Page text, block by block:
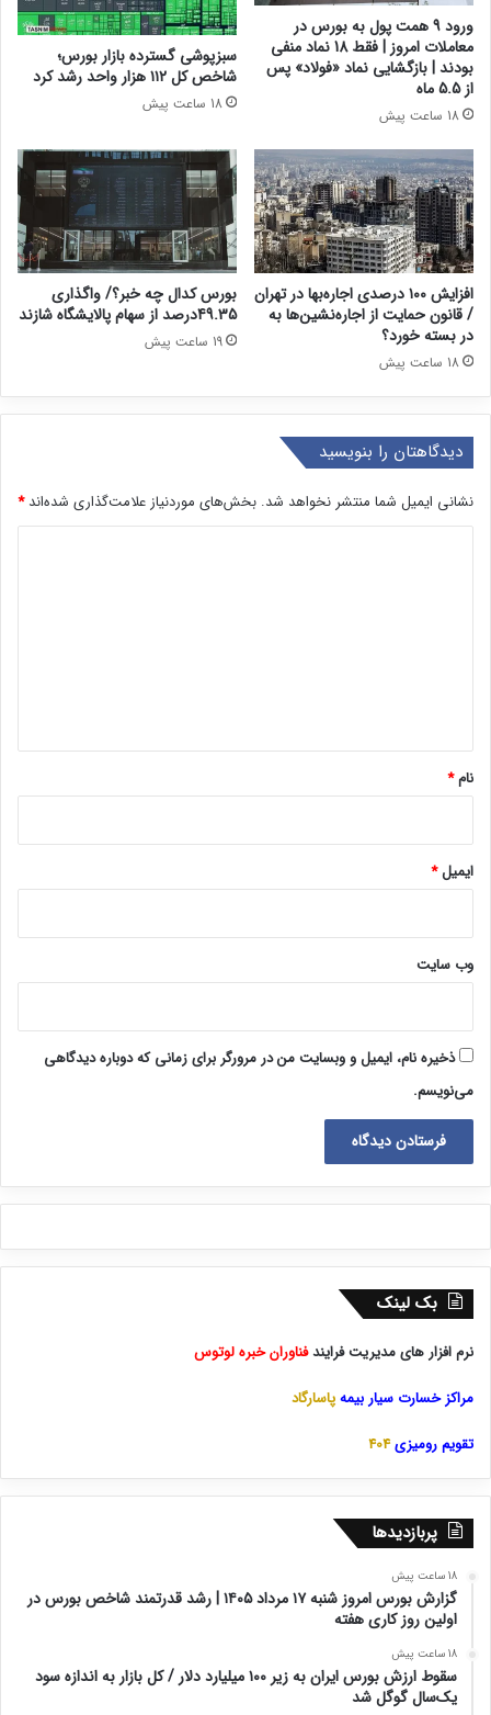
ورود 9 همت پول به بورس در
معاملات امروز | فقط 18 نماد منفی
بودند | بازگشایی نماد «فولاد» پس
از 5.5 ماه
18 ساعت پیش
سبزپوشی گسترده بازار بورس؛
شاخص کل ۱۱۲ هزار واحد رشد کرد
18 ساعت پیش
افزایش ۱۰۰ درصدی اجاره‌بها در تهران
/ قانون حمایت از اجاره‌نشین‌ها به
در بسته خورد؟
18 ساعت پیش
بورس کدال چه خبر؟/ واگذاری
49.35درصد از سهام پالایشگاه شازند
19 ساعت پیش
دیدگاهتان را بنویسید
نشانی ایمیل شما منتشر نخواهد شد. بخش‌های موردنیاز علامت‌گذاری شده‌اند*
نام*
ایمیل*
وب‌ سایت
ذخیره نام، ایمیل و وبسایت من در مرورگر برای زمانی که دوباره دیدگاهی
می‌نویسم.
بک لینک
نرم افزار های مدیریت فرایندفناوران خبره لوتوس
مراکز خسارت سیار بیمهپاسارگاد
تقویم رومیزی404
پربازدیدها
18 ساعت پیش
گزارش بورس امروز شنبه ۱۷ مرداد ۱۴۰۵ | رشد قدرتمند شاخص بورس در
اولین روز کاری هفته
18 ساعت پیش
سقوط ارزش بورس ایران به زیر ۱۰۰ میلیارد دلار / کل بازار به اندازه سود
یک‌سال گوگل شد